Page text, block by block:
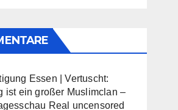
Essen | Vertuscht:
ist ein großer Muslimclan –
Real uncensored